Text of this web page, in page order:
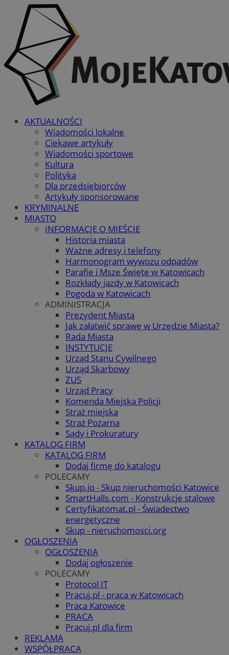
AKTUALNOŚCI
Wiadomości lokalne
Ciekawe artykuły
Wiadomości sportowe
Kultura
Polityka
Dla przedsiębiorców
Artykuły sponsorowane
KRYMINALNE
MIASTO
INFORMACJE O MIEŚCIE
Historia miasta
Ważne adresy i telefony
Harmonogram wywozu odpadów
Parafie i Msze Święte w Katowicach
Rozkłady jazdy w Katowicach
Pogoda w Katowicach
ADMINISTRACJA
Prezydent Miasta
Jak załatwić sprawę w Urzędzie Miasta?
Rada Miasta
INSTYTUCJE
Urząd Stanu Cywilnego
Urząd Skarbowy
ZUS
Urząd Pracy
Komenda Miejska Policji
Straż miejska
Straż Pożarna
Sądy i Prokuratury
KATALOG FIRM
KATALOG FIRM
Dodaj firmę do katalogu
POLECAMY
Skup.io - Skup nieruchomości Katowice
SmartHalls.com - Konstrukcje stalowe
Certyfikatomat.pl - Świadectwo
energetyczne
Skup - nieruchomosci.org
OGŁOSZENIA
OGŁOSZENIA
Dodaj ogłoszenie
POLECAMY
Protocol IT
Pracuj.pl - praca w Katowicach
Praca Katowice
PRACA
Pracuj.pl dla firm
REKLAMA
WSPÓŁPRACA